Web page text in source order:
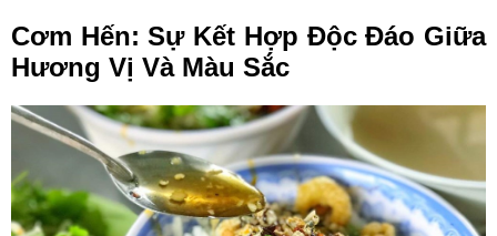
Cơm Hến: Sự Kết Hợp Độc Đáo Giữa
Hương Vị Và Màu Sắc